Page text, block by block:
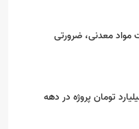
مواد معدنی، ضرورتی
۲۶۰ هزار میلیارد تومان پروژه در دهه